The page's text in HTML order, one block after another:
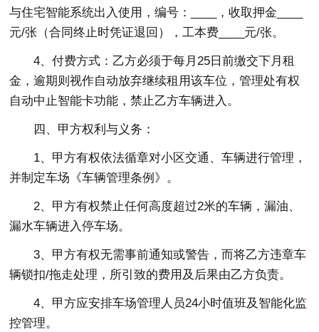
与住宅智能系统出入使用，编号：____，收取押金____
元/张（合同终止时凭证退回），工本费____元/张。
4、付费方式：乙方必须于每月25日前缴交下月租
金，逾期则视作自动放弃继续租用该车位，管理处有权
自动中止智能卡功能，禁止乙方车辆进入。
四、甲方权利与义务：
1、甲方有权依法循章对小区交通、车辆进行管理，
并制定车场《车辆管理条例》。
2、甲方有权禁止任何高度超过2米的车辆，漏油、
漏水车辆进入停车场。
3、甲方有权无需事前通知或警告，而将乙方违章车
辆锁扣/拖走处理，所引致的费用及后果由乙方负责。
4、甲方应安排车场管理人员24小时值班及智能化监
控管理。